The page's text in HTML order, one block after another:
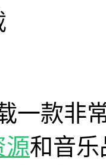
一款非
源和音